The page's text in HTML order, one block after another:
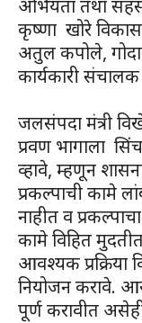
अभियंता तथा
कृष्णा खोरे
अतुल कपोले,
कार्यकारी
जलसंपदा मंत्री
प्रवण भागाला
व्हावे, म्हणून
प्रकल्पाची कामे
नाहीत व
कामे विहित
आवश्यक प्रक्रिया
नियोजन करावे.
पूर्ण करावीत